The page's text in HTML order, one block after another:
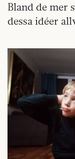
Bland de mer
dessa idéer